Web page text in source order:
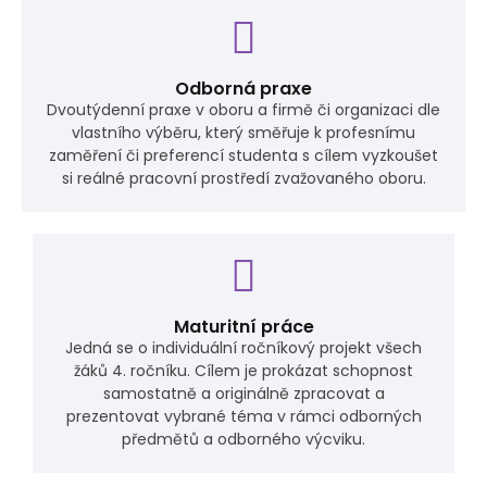
Odborná praxe
Dvoutýdenní praxe v oboru a firmě či organizaci dle
vlastního výběru, který směřuje k profesnímu
zaměření či preferencí studenta s cílem vyzkoušet
si reálné pracovní prostředí zvažovaného oboru.
Maturitní práce
Jedná se o individuální ročníkový projekt všech
žáků 4. ročníku. Cílem je prokázat schopnost
samostatně a originálně zpracovat a
prezentovat vybrané téma v rámci odborných
předmětů a odborného výcviku.